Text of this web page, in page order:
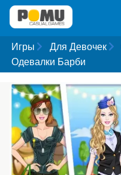
Игры Для Девочек
Одевалки Барби